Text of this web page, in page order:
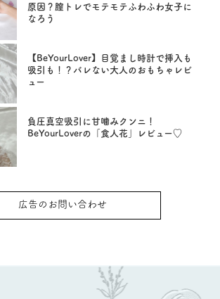
原因？膣トレでモテモテふわふわ女子に
なろう
【BeYourLover】目覚まし時計で挿入も
吸引も！？バレない大人のおもちゃレビ
ュー
負圧真空吸引に甘噛みクンニ！
BeYourLoverの「食人花」レビュー♡
広告のお問い合わせ